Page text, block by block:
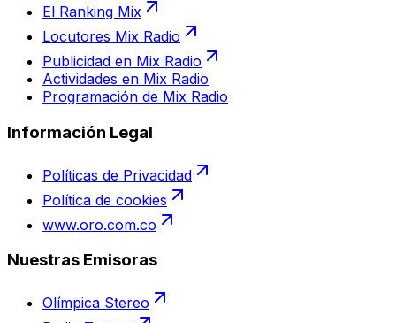
El Ranking Mix
Locutores Mix Radio
Publicidad en Mix Radio
Actividades en Mix Radio
Programación de Mix Radio
Información Legal
Políticas de Privacidad
Política de cookies
www.oro.com.co
Nuestras Emisoras
Olímpica Stereo